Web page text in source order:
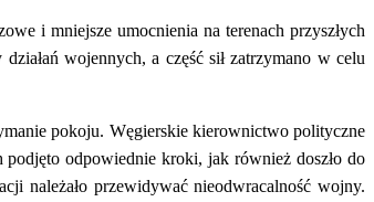
i mniejsze umocnienia na terenach przyszłych
wojennych, a część sił zatrzymano w celu
pokoju. Węgierskie kierownictwo polityczne
podjęto odpowiednie kroki, jak również doszło do
należało przewidywać nieodwracalność wojny.